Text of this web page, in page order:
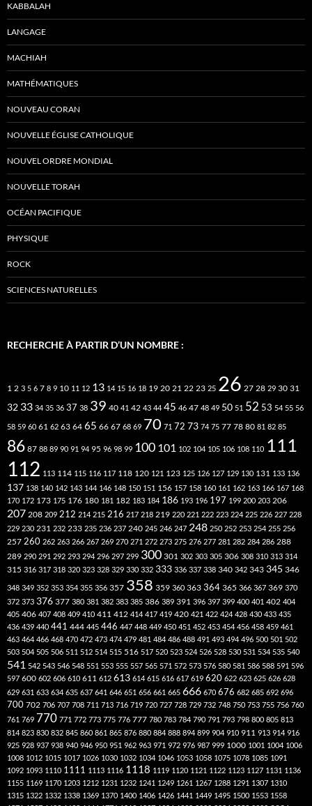
KABBALAH
LANGAGE
MACHIAH
MATHÉMATIQUES
NOUVEAU CORAN
NOUVELLE ÉGLISE CATHOLIQUE
NOUVEL ORDRE MONDIAL
NOUVELLE TORAH
OCÉAN PACIFIQUE
PHYSIQUE
ROCK
SCIENCES NATURELLES
RECHERCHE À PARTIR D’UN NOMBRE :
1 2 3 5 6 7 8 9 10 11 12 13 14 15 16 18 19 20 21 22 23 25 26 27 28 29 30 31
32 33 34 35 36 37 38 39 40 41 42 43 44 45 46 47 48 49 50 51 52 53 54 55 56
58 59 60 61 62 63 64 65 66 67 68 69 70 71 72 73 74 75 77 78 80 81 82 85
86 87 88 89 90 91 94 95 96 98 99 100 101 102 104 105 106 108 110 111
112 113 114 115 116 117 118 120 121 123 125 126 127 129 130 131 133 136
137 138 140 142 143 144 146 148 150 151 156 157 158 160 161 162 163 166 167 168
170 172 173 175 176 180 181 182 183 184 186 193 196 197 199 200 203 206
207 208 209 212 214 215 216 217 218 219 220 221 222 223 224 225 226 227 228
229 230 231 232 233 235 236 237 240 245 246 247 248 250 252 253 254 255 256
257 260 262 263 266 267 269 270 271 272 273 275 276 277 281 282 284 286 288
289 290 291 292 293 294 296 297 299 300 301 302 303 305 306 308 310 313 314
315 316 317 318 320 323 328 329 330 332 333 336 337 338 340 342 343 345 346
348 349 352 353 354 355 356 357 358 359 360 363 364 365 366 367 369 370
372 373 376 377 380 381 382 383 385 386 389 391 396 397 399 400 401 402 404
405 406 407 408 409 410 411 412 414 417 419 420 421 422 424 428 430 433 435
436 439 440 441 444 445 446 447 448 449 450 451 452 453 454 456 458 459 461
463 464 466 468 470 472 473 474 479 481 484 486 488 491 493 494 496 500 501 502
503 504 505 506 511 512 514 515 516 517 520 523 524 526 528 530 531 534 535 540
541 542 543 546 548 551 553 555 557 565 571 572 573 576 580 581 586 588 591 596
597 600 602 606 610 611 612 613 614 615 616 617 619 620 622 623 625 626 628
629 631 633 634 635 637 641 646 651 656 661 665 666 670 676 682 685 692 696
700 702 706 707 708 711 713 716 719 720 727 728 729 732 748 750 753 755 756 760
761 769 770 771 772 773 775 776 777 780 783 784 790 791 793 798 800 805 813
814 823 830 832 845 860 861 865 876 880 884 888 894 899 904 910 911 913 914 916
925 928 937 938 940 946 950 951 962 963 971 972 976 987 999 1000 1001 1004 1006
1008 1012 1015 1017 1026 1030 1032 1034 1046 1053 1058 1075 1078 1085 1091
1092 1093 1110 1111 1113 1116 1118 1119 1120 1121 1122 1123 1127 1131 1136
1155 1169 1170 1203 1212 1231 1232 1241 1249 1261 1267 1288 1291 1307 1310
1315 1322 1332 1338 1369 1370 1400 1406 1426 1441 1449 1495 1500 1553 1558